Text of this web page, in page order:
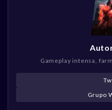
Gameplay intensa,
Grupo